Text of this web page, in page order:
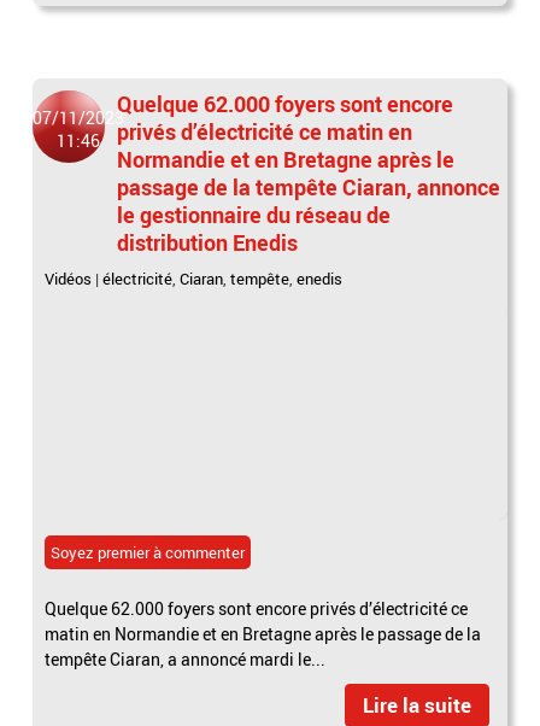
07/11/2023
11:46
Quelque 62.000 foyers sont encore
privés d’électricité ce matin en
Normandie et en Bretagne après le
passage de la tempête Ciaran, annonce
le gestionnaire du réseau de
distribution Enedis
Vidéos |électricité,Ciaran,tempête,enedis
Soyez premier à commenter
Quelque 62.000 foyers sont encore privés d’électricité ce
matin en Normandie et en Bretagne après le passage de la
tempête Ciaran, a annoncé mardi le...
Lire la suite